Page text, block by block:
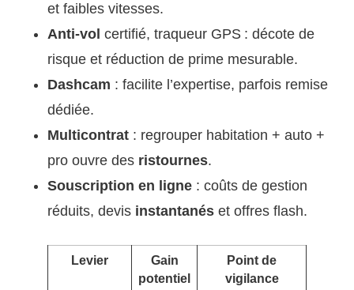
et faibles vitesses.
Anti-vol certifié, traqueur GPS : décote de
risque et réduction de prime mesurable.
Dashcam : facilite l’expertise, parfois remise
dédiée.
Multicontrat : regrouper habitation + auto +
pro ouvre des ristournes.
Souscription en ligne : coûts de gestion
réduits, devis instantanés et offres flash.
Levier
Gain
potentiel
Point de
vigilance